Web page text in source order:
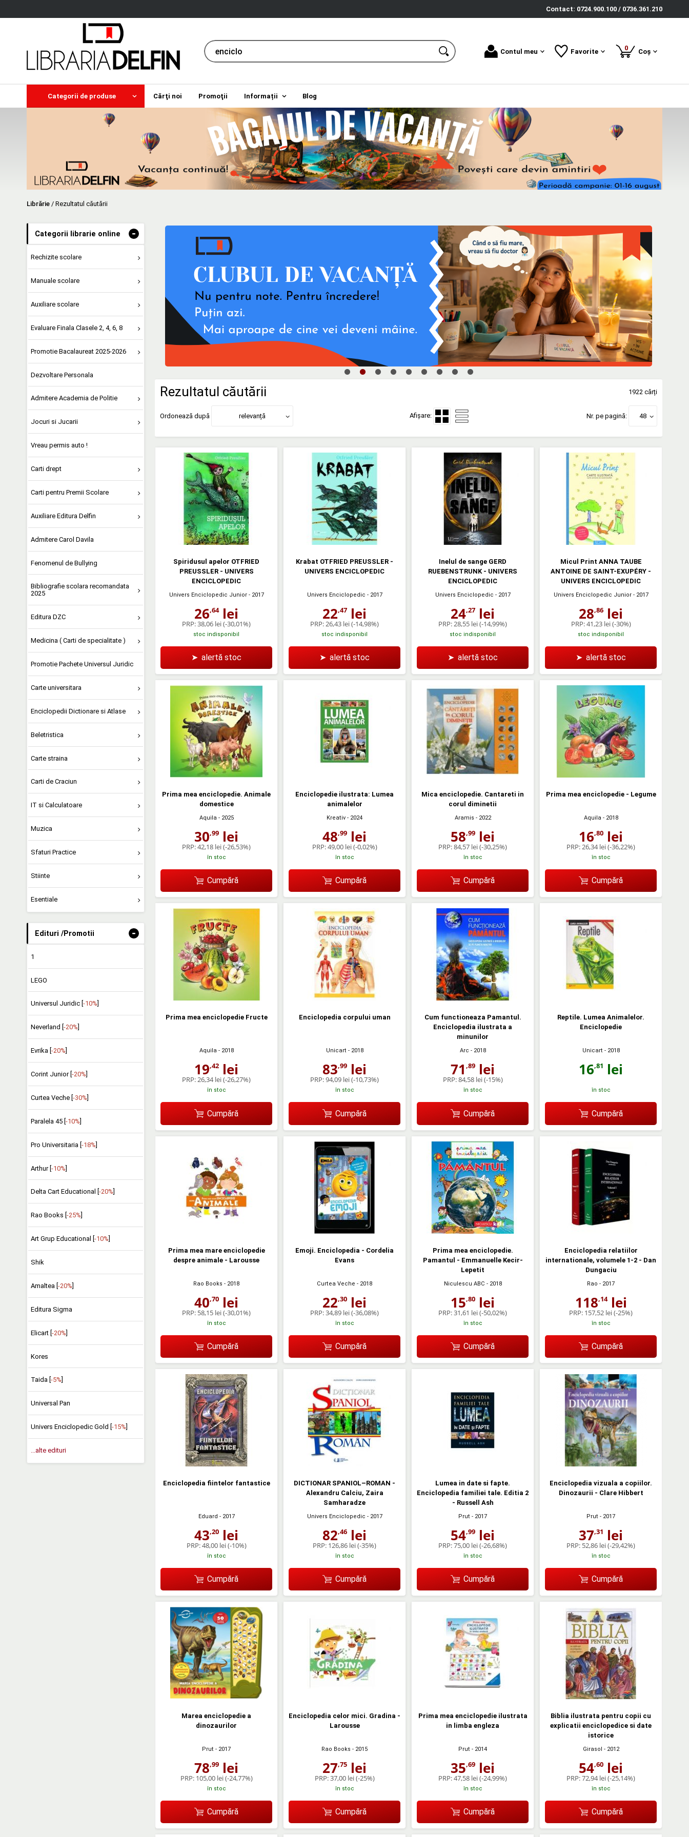
Contact: 0724.900.100 / 0736.361.210
Contul meu Favorite 0produse
Coș
Categorii de produse Cărţi noi Promoţii Informații Blog
Librărie / Rezultatul căutării
Categorii librarie online -
Rechizite scolare
Manuale scolare
Auxiliare scolare
Evaluare Finala Clasele 2, 4, 6, 8
Promotie Bacalaureat 2025-2026
Dezvoltare Personala
Admitere Academia de Politie
Jocuri si Jucarii
Vreau permis auto !
Carti drept
Carti pentru Premii Scolare
Auxiliare Editura Delfin
Admitere Carol Davila
Fenomenul de Bullying
Bibliografie scolara recomandata
2025
Editura DZC
Medicina ( Carti de specialitate )
Promotie Pachete Universul Juridic
Carte universitara
Enciclopedii Dictionare si Atlase
Beletristica
Carte straina
Carti de Craciun
IT si Calculatoare
Muzica
Sfaturi Practice
Stiinte
Esentiale
Edituri /Promotii -
1
LEGO
Universul Juridic [ -10%
Neverland [ -20%
Evrika [ -20%
Corint Junior [ -20%
Curtea Veche [ -30%
Paralela 45 [ -10%
Pro Universitaria [-18%]
Arthur [-10%]
Delta Cart Educational [ -20%
Rao Books [ -25%
Art Grup Educational [ -10%
Shik
Amaltea [ -20%
Editura Sigma
Elicart [-20%]
Kores
Taida [ -5%
Universal Pan
Univers Enciclopedic Gold [ -15%
...alte edituri
Rezultatul căutării 1922 cărți
Ordonează după relevanță Afișare: Nr. pe pagină: 48
Spiridusul apelor OTFRIED
PREUSSLER - UNIVERS
ENCICLOPEDIC
Univers Enciclopedic Junior- 2017
26,64lei
PRP:38,06 lei(-30,01%)
stoc indisponibil
➤ alertă stoc
Krabat OTFRIED PREUSSLER -
UNIVERS ENCICLOPEDIC
Univers Enciclopedic - 2017
22,47 lei
PRP:26,43 lei(-14,98%)
stoc indisponibil
➤ alertă stoc
Inelul de sange GERD
RUEBENSTRUNK - UNIVERS
ENCICLOPEDIC
Univers Enciclopedic - 2017
24,27 lei
PRP:28,55 lei(-14,99%)
stoc indisponibil
➤ alertă stoc
Micul Print ANNA TAUBE
ANTOINE DE SAINT-EXUPÉRY -
UNIVERS ENCICLOPEDIC
Univers Enciclopedic Junior- 2017
28,86 lei
PRP:41,23 lei(-30%)
stoc indisponibil
➤ alertă stoc
Prima mea enciclopedie. Animale
domestice
Aquila- 2025
30,99 lei
PRP:42,18 lei(-26,53%)
în stoc
Cumpără
Enciclopedie ilustrata: Lumea
animalelor
Kreativ - 2024
48,99 lei
PRP:49,00 lei(-0,02%)
în stoc
Cumpără
Mica enciclopedie. Cantareti in
corul diminetii
Aramis - 2022
58,99 lei
PRP:84,57 lei(-30,25%)
în stoc
Cumpără
Prima mea enciclopedie - Legume
Aquila- 2018
16,80 lei
PRP:26,34 lei(-36,22%)
în stoc
Cumpără
Prima mea enciclopedie Fructe
Aquila- 2018
19,42 lei
PRP:26,34 lei(-26,27%)
în stoc
Cumpără
Enciclopedia corpului uman
Unicart - 2018
83,99 lei
PRP:94,09 lei(-10,73%)
în stoc
Cumpără
Cum functioneaza Pamantul.
Enciclopedia ilustrata a
minunilor
Arc - 2018
71 ,89 lei
PRP:84,58 lei(-15%)
în stoc
Cumpără
Reptile. Lumea Animalelor.
Enciclopedie
Unicart - 2018
16,81 lei
în stoc
Cumpără
Prima mea mare enciclopedie
despre animale - Larousse
Rao Books - 2018
40,70 lei
PRP: 58,15 lei(-30,01%)
în stoc
Cumpără
Emoji. Enciclopedia - Cordelia
Evans
Curtea Veche - 2018
22,30 lei
PRP:34,89 lei(-36,08%)
în stoc
Cumpără
Prima mea enciclopedie.
Pamantul - Emmanuelle Kecir-
Lepetit
Niculescu ABC - 2018
15,80 lei
PRP:31,61 lei(-50,02%)
în stoc
Cumpără
Enciclopedia relatiilor
internationale, volumele 1-2 - Dan
Dungaciu
Rao - 2017
118,14lei
PRP: 157,52 lei(-25%)
în stoc
Cumpără
Enciclopedia fiintelor fantastice
Eduard - 2017
43,20 lei
PRP:48,00 lei(-10%)
în stoc
Cumpără
DICTIONAR SPANIOL–ROMAN -
Alexandru Calciu, Zaira
Samharadze
Univers Enciclopedic - 2017
82,46 lei
PRP: 126,86 lei(-35%)
în stoc
Cumpără
Lumea in date si fapte.
Enciclopedia familiei tale. Editia 2
- Russell Ash
Prut - 2017
54,99 lei
PRP:75,00 lei(-26,68%)
în stoc
Cumpără
Enciclopedia vizuala a copiilor.
Dinozaurii - Clare Hibbert
Prut - 2017
37,31 lei
PRP: 52,86 lei(-29,42%)
în stoc
Cumpără
Marea enciclopedie a
dinozaurilor
Prut - 2017
78,99 lei
PRP: 105,00 lei(-24,77%)
în stoc
Cumpără
Enciclopedia celor mici. Gradina -
Larousse
Rao Books - 2015
27,75 lei
PRP:37,00 lei(-25%)
în stoc
Cumpără
Prima mea enciclopedie ilustrata
in limba engleza
Prut - 2014
35,69 lei
PRP:47,58 lei(-24,99%)
în stoc
Cumpără
Biblia ilustrata pentru copii cu
explicatii enciclopedice si date
istorice
Girasol - 2012
54,60 lei
PRP:72,94 lei(-25,14%)
în stoc
Cumpără